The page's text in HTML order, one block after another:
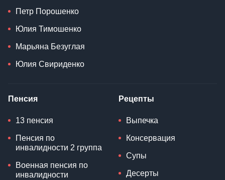
Петр Порошенко
Юлия Тимошенко
Марьяна Безуглая
Юлия Свириденко
Пенсия
13 пенсия
Пенсия по
инвалидности 2 группа
Военная пенсия по
инвалидности
Рецепты
Выпечка
Консервация
Супы
Десерты